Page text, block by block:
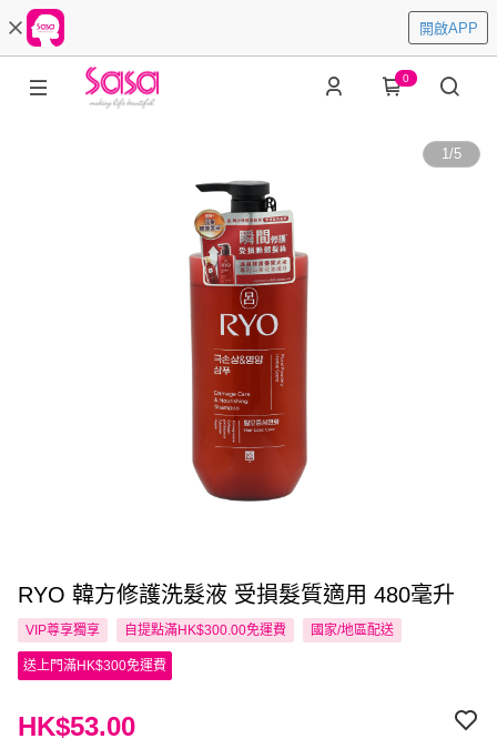
開啟APP
0
1/5
RYO 韓方修護洗髮液 受損髮質適用 480毫升
VIP尊享獨享 自提點滿HK$300.00免運費 國家/地區配送
送上門滿HK$300免運費
HK$53.00